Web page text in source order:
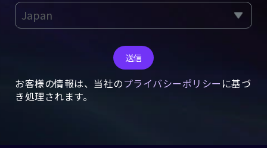
送信
お客様の情報は、当社のプライバシーポリシー に基づ
き処理されます。